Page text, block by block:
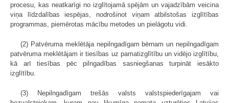
procesu, kas neatkarīgi no izglītojamā spējām un vajadzībām veicina
viņa līdzdalības iespējas, nodrošinot viņam atbilstošas izglītības
programmas, piemērotas mācību metodes un pielāgotu vidi.
(2) Patvēruma meklētāja nepilngadīgam bērnam un nepilngadīgam
patvēruma meklētājam ir tiesības uz pamatizglītību un vidējo izglītību,
kā arī tiesības pēc pilngadības sasniegšanas turpināt iesākto
izglītību.
(3) Nepilngadīgam trešās valsts valstspiederīgajam vai